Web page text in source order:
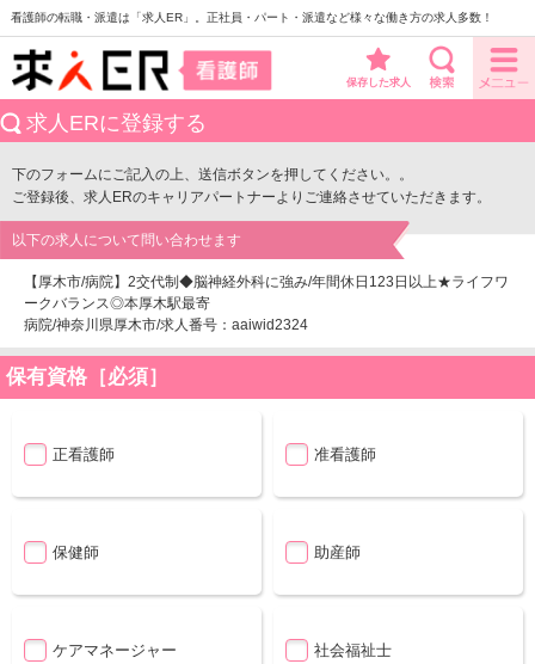
看護師の転職・派遣は「求人ER」。正社員・パート・派遣など様々な働き方の求人多数！
保存した求人
求人ERに登録する
下のフォームにご記入の上、送信ボタンを押してください。。
ご登録後、求人ERのキャリアパートナーよりご連絡させていただきます。
以下の求人について問い合わせます
【厚木市/病院】2交代制◆脳神経外科に強み/年間休日123日以上★ライフワ
ークバランス◎本厚木駅最寄
病院/神奈川県厚木市/求人番号：aaiwid2324
保有資格［必須］
正看護師 准看護師
保健師 助産師
ケアマネージャー 社会福祉士